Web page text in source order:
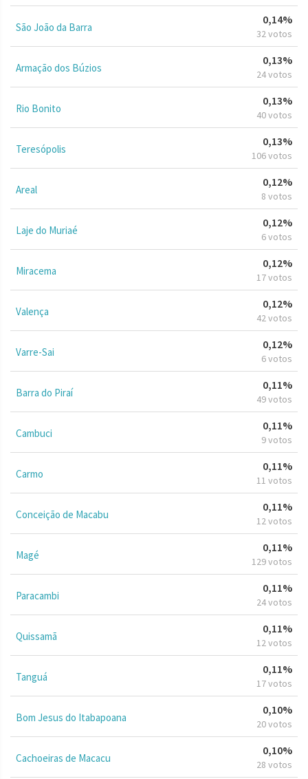
São João da Barra
0,14%
32 votos
Armação dos Búzios
0,13%
24 votos
Rio Bonito
0,13%
40 votos
Teresópolis
0,13%
106 votos
Areal
0,12%
8 votos
Laje do Muriaé
0,12%
6 votos
Miracema
0,12%
17 votos
Valença
0,12%
42 votos
Varre-Sai
0,12%
6 votos
Barra do Piraí
0,11%
49 votos
Cambuci
0,11%
9 votos
Carmo
0,11%
11 votos
Conceição de Macabu
0,11%
12 votos
Magé
0,11%
129 votos
Paracambi
0,11%
24 votos
Quissamã
0,11%
12 votos
Tanguá
0,11%
17 votos
Bom Jesus do Itabapoana
0,10%
20 votos
Cachoeiras de Macacu
0,10%
28 votos